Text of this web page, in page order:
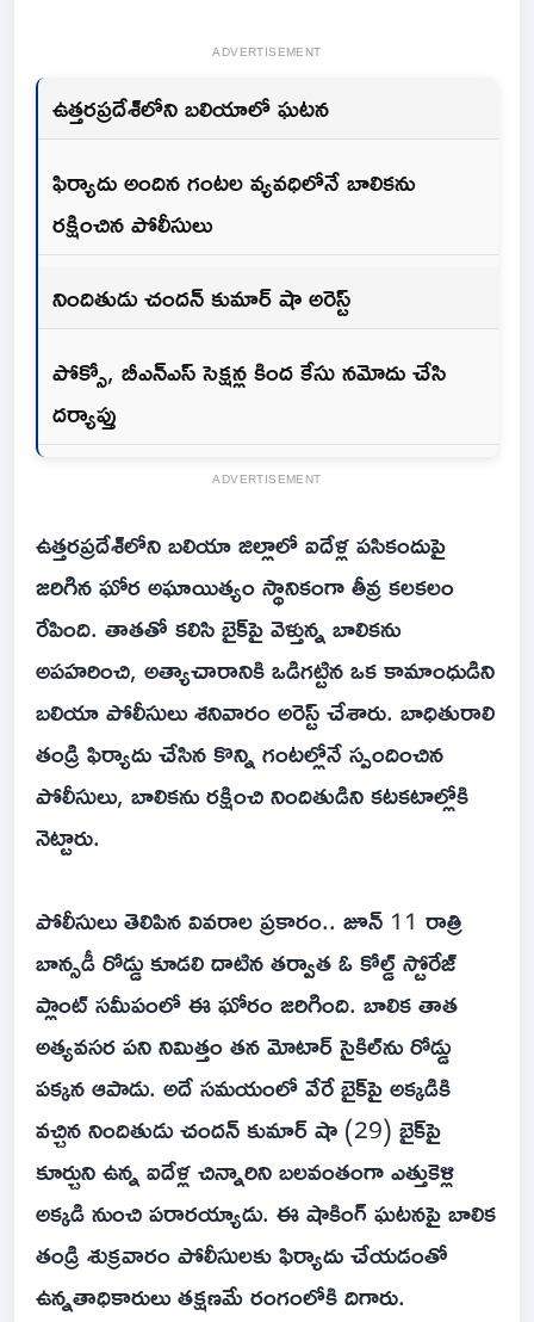
ADVERTISEMENT
ఉత్తరప్రదేశ్‌లోని బలియాలో ఘటన
ఫిర్యాదు అందిన గంటల వ్యవధిలోనే బాలికను
రక్షించిన పోలీసులు
నిందితుడు చందన్ కుమార్ షా అరెస్ట్
పోక్సో, బీఎన్ఎస్ సెక్షన్ల కింద కేసు నమోదు చేసి
దర్యాప్తు
ADVERTISEMENT
ఉత్తరప్రదేశ్‌లోని బలియా జిల్లాలో ఐదేళ్ల పసికందుపై
జరిగిన ఘోర అఘాయిత్యం స్థానికంగా తీవ్ర కలకలం
రేపింది. తాతతో కలిసి బైక్‌పై వెళ్తున్న బాలికను
అపహరించి, అత్యాచారానికి ఒడిగట్టిన ఒక కామాంధుడిని
బలియా పోలీసులు శనివారం అరెస్ట్ చేశారు. బాధితురాలి
తండ్రి ఫిర్యాదు చేసిన కొన్ని గంటల్లోనే స్పందించిన
పోలీసులు, బాలికను రక్షించి నిందితుడిని కటకటాల్లోకి
నెట్టారు.
పోలీసులు తెలిపిన వివరాల ప్రకారం.. జూన్ 11 రాత్రి
బాన్సడీ రోడ్డు కూడలి దాటిన తర్వాత ఓ కోల్డ్ స్టోరేజ్
ప్లాంట్ సమీపంలో ఈ ఘోరం జరిగింది. బాలిక తాత
అత్యవసర పని నిమిత్తం తన మోటార్ సైకిల్‌ను రోడ్డు
పక్కన ఆపాడు. అదే సమయంలో వేరే బైక్‌పై అక్కడికి
వచ్చిన నిందితుడు చందన్ కుమార్ షా (29) బైక్‌పై
కూర్చుని ఉన్న ఐదేళ్ల చిన్నారిని బలవంతంగా ఎత్తుకెళ్లి
అక్కడి నుంచి పరారయ్యాడు. ఈ షాకింగ్ ఘటనపై బాలిక
తండ్రి శుక్రవారం పోలీసులకు ఫిర్యాదు చేయడంతో
ఉన్నతాధికారులు తక్షణమే రంగంలోకి దిగారు.